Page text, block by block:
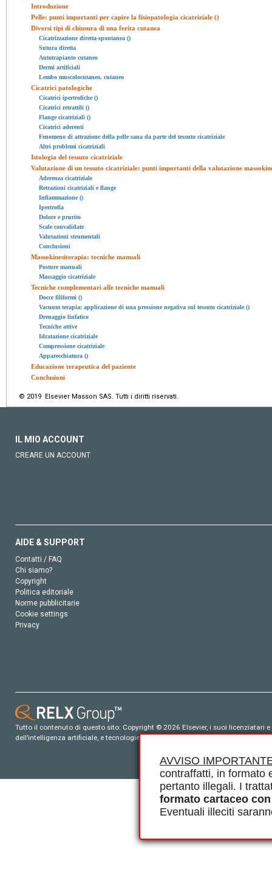
AVVISO
contraffatti, in formato
pertanto illegali. I
formato cartaceo
Eventuali illeciti
Introduzione
Pelle: punti importanti per capire la fisiopatologia cicatriziale ()
Diversi tipi di chiusura di una ferita cutanea
Cicatrizzazione diretta-spontanea ()
Sutura diretta
Autotrapianto cutaneo
Dermi artificiali
Lembo muscolocutaneo, cutaneo
Cicatrici patologiche
Cicatrici ipertrofiche ()
Cicatrici retrattili ()
Flange cicatriziali ()
Cicatrici aderenti
Fenomeno di attrazione della pelle sana da parte del tessuto cicatriziale
Altri problemi cicatriziali
Istologia del tessuto cicatriziale
Valutazione di un tessuto cicatriziale: punti importanti della valutazione
Aderenza cicatriziale
Retrazioni cicatriziali e flange
Infiammazione ()
Ipertrofia
Dolore e prurito
Scale convalidate
Valutazioni strumentali
Conclusioni
Massokinesiterapia: tecniche manuali
Posture manuali
Massaggio cicatriziale
Tecniche complementari alle tecniche manuali
Docce filiformi ()
Vacuum terapia: applicazione di una pressione negativa sul tessuto cicatriziale ()
Drenaggio linfatico
Tecniche attive
Idratazione cicatriziale
Compressione cicatriziale
Apparecchiatura ()
Educazione terapeutica del paziente
Conclusioni
© 2019 Elsevier Masson SAS. Tutti i diritti riservati.
IL MIO ACCOUNT
CREARE UN ACCOUNT
AIDE & SUPPORT
Contatti / FAQ
Chi siamo?
Copyright
Politica editoriale
Norme pubblicitarie
Cookie settings
Privacy
Tutto il contenuto di questo sito: Copyright © 2026 Elsevier, i suoi
dell’intelligenza artificiale, e tecnologie simili. Per tutto il contenuto ‘open